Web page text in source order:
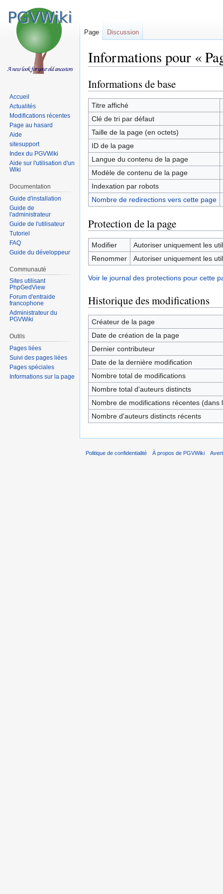
Informations pour «
Sauter
à
la
navigation
Sauter
à
la
recherche
Informations de base
Titre affiché
Clé de tri par défaut
Taille de la page (en octets)
ID de la page
Langue du contenu de la page
Modèle de contenu de la page
Indexation par robots
Nombre de redirections vers cette page
Protection de la page
Modifier
Autoriser uniquement les
Renommer
Autoriser uniquement les
Voir le journal des protections pour cette
Historique des modifications
Créateur de la page
Date de création de la page
Dernier contributeur
Date de la dernière modification
Nombre total de modifications
Nombre total d'auteurs distincts
Nombre de modifications récentes (dans
Nombre d'auteurs distincts récents
Page Discussion
Accueil
Actualités
Modifications récentes
Page au hasard
Aide
sitesupport
Index du PGVWiki
Aide sur l'utilisation d'un
Wiki
Documentation
Guide d'installation
Guide de
l'administrateur
Guide de l'utilisateur
Tutoriel
FAQ
Guide du développeur
Communauté
Sites utilisant
PhpGedView
Forum d'entraide
francophone
Administrateur du
PGVWiki
Outils
Pages liées
Suivi des pages liées
Pages spéciales
Informations sur la page
Politique de confidentialité À propos de PGVWiki